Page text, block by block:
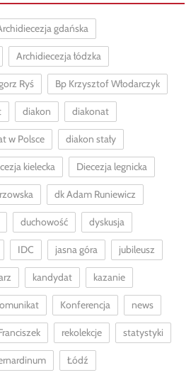
gdańska
Archidiecezja łódzka
Ryś Bp Krzysztof Włodarczyk
diakon diakonat
w Polsce diakon stały
kielecka Diecezja legnicka
dk Adam Runiewicz
duchowość dyskusja
IDC jasna góra jubileusz
kandydat kazanie
Konferencja news
rekolekcje statystyki
Łódź